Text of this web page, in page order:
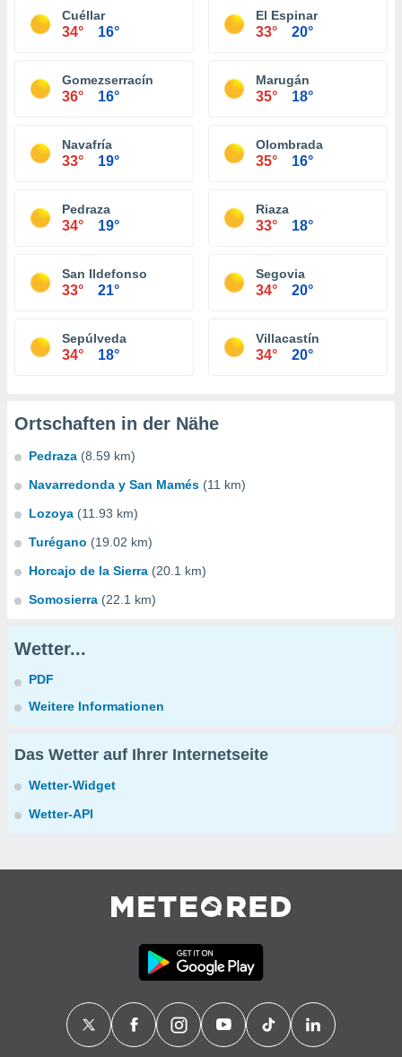
Cuéllar
34° 16°
El Espinar
33° 20°
Gomezserracín
36° 16°
Marugán
35° 18°
Navafría
33° 19°
Olombrada
35° 16°
Pedraza
34° 19°
Riaza
33° 18°
San Ildefonso
33° 21°
Segovia
34° 20°
Sepúlveda
34° 18°
Villacastín
34° 20°
Ortschaften in der Nähe
Pedraza (8.59 km)
Navarredonda y San Mamés (11 km)
Lozoya (11.93 km)
Turégano (19.02 km)
Horcajo de la Sierra (20.1 km)
Somosierra (22.1 km)
Wetter...
PDF
Weitere Informationen
Das Wetter auf Ihrer Internetseite
Wetter-Widget
Wetter-API